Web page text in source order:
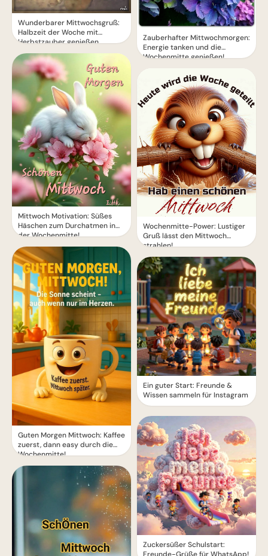
Wunderbarer Mittwochsgruß:
Halbzeit der Woche mit
Herbstzauber genießen
Mittwoch Motivation: Süßes
Häschen zum Durchatmen in
der Wochenmitte!
Guten Morgen Mittwoch: Kaffee
zuerst, dann easy durch die
Wochenmitte!
Zauberhafter Mittwochmorgen:
Energie tanken und die
Wochenmitte genießen!
Wochenmitte-Power: Lustiger
Gruß lässt den Mittwoch
strahlen!
Ein guter Start: Freunde &
Wissen sammeln für Instagram
Zuckersüßer Schulstart: